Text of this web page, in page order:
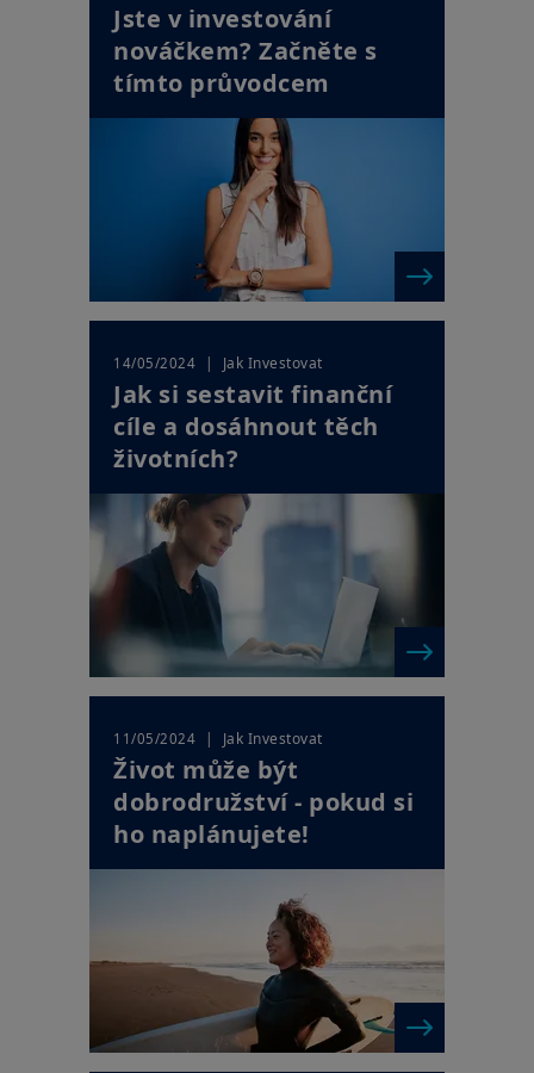
Jste v investování
nováčkem? Začněte s
tímto průvodcem
14/05/2024 | Jak Investovat
Jak si sestavit finanční
cíle a dosáhnout těch
životních?
11/05/2024 | Jak Investovat
Život může být
dobrodružství - pokud si
ho naplánujete!